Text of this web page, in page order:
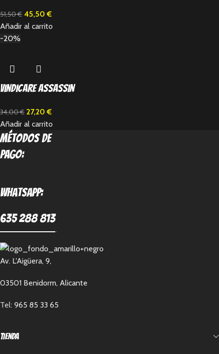
51,50€ 45,50€
Añadir al carrito
-20%
Vindicare Assassin
34,00€ 27,20€
Añadir al carrito
métodos de
pago:
Whatsapp:
635 288 813
Av. L'Aigüera, 9,
03501 Benidorm, Alicante
Tel: 965 85 33 65
Tienda